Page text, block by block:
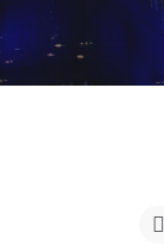
København, Denmark